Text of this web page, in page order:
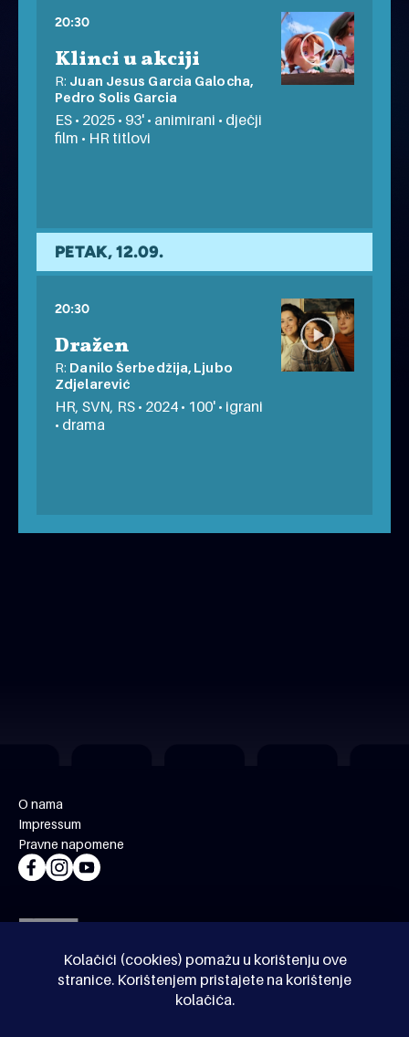
Kolačići (cookies) pomažu u korištenju ove
stranice. Korištenjem pristajete na korištenje
kolačića.
20:30
Klinci u akciji
R: Juan Jesus Garcia Galocha,
Pedro Solis Garcia
ES • 2025 • 93' • animirani • dječji
film • HR titlovi
PLAC ŽIVI besplatno
PETAK, 12.09.
20:30
Dražen
R: Danilo Šerbedžija, Ljubo
Zdjelarević
HR, SVN, RS • 2024 • 100' • igrani
• drama
PLAC ŽIVI besplatno
O nama
Impressum
Pravne napomene